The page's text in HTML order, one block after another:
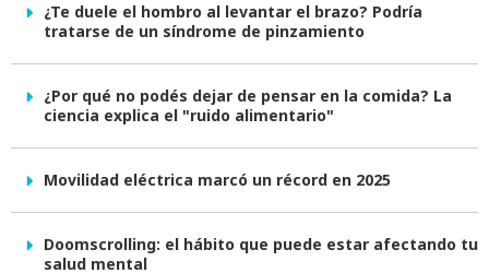
¿Te duele el hombro al levantar el brazo? Podría
tratarse de un síndrome de pinzamiento
¿Por qué no podés dejar de pensar en la comida? La
ciencia explica el "ruido alimentario"
Movilidad eléctrica marcó un récord en 2025
Doomscrolling: el hábito que puede estar afectando tu
salud mental